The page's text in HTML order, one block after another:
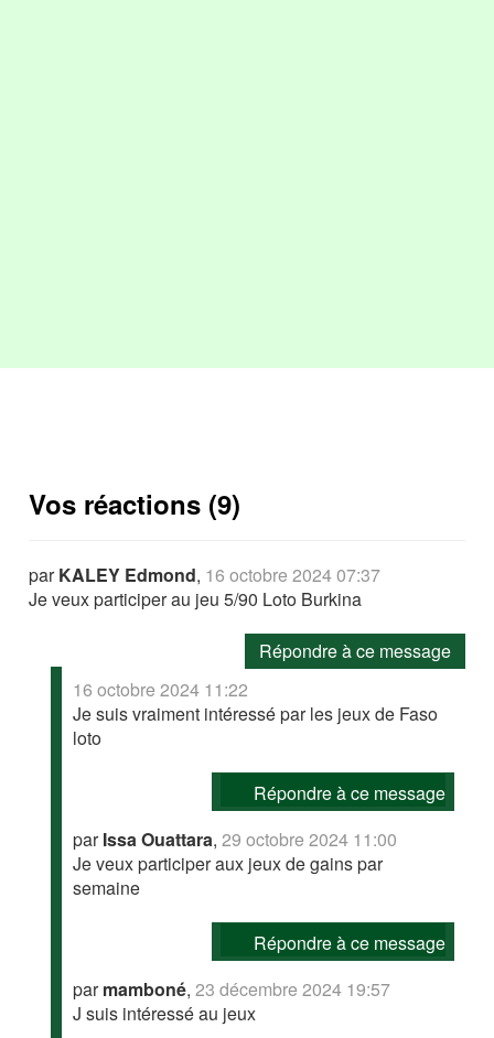
Vos réactions (9)
parKALEY Edmond, 16 octobre 2024 07:37
Je veux participer au jeu 5/90 Loto Burkina
Répondre à ce message
16 octobre 2024 11:22
Je suis vraiment intéressé par les jeux de Faso
loto
Répondre à ce message
parIssa Ouattara,29 octobre 2024 11:00
Je veux participer aux jeux de gains par
semaine
Répondre à ce message
parmamboné,23 décembre 2024 19:57
J suis intéressé au jeux